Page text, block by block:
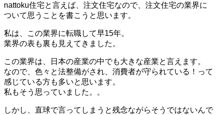
nattoku住宅と言えば、注文住宅なので、注文住宅の業界に
ついて思うことを書こうと思います。
私は、この業界に転職して早15年。
業界の表も裏も見えてきました。
この業界は、日本の産業の中でも大きな産業と言えます。
なので、色々と法整備がされ、消費者が守られている！って
感じている方も多いと思います。
私もそう思っていました。。
しかし、直球で言ってしまうと残念ながらそうではないんで